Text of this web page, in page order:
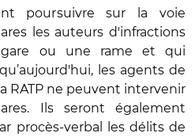
poursuivre sur la voie
les auteurs d'infractions
ou une rame et qui
les agents de
RATP ne peuvent intervenir
Ils seront également
procès-verbal les délits de